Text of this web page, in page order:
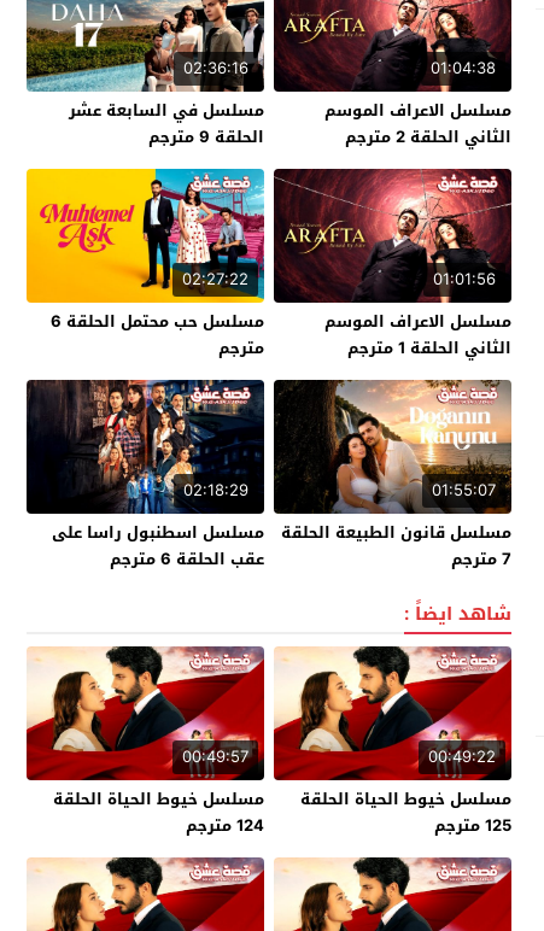
01:04:38
مسلسل الاعراف الموسم
الثاني الحلقة 2 مترجم
02:36:16
مسلسل في السابعة عشر
الحلقة 9 مترجم
01:01:56
مسلسل الاعراف الموسم
الثاني الحلقة 1 مترجم
02:27:22
مسلسل حب محتمل الحلقة 6
مترجم
01:55:07
مسلسل قانون الطبيعة الحلقة
7 مترجم
02:18:29
مسلسل اسطنبول راسا على
عقب الحلقة 6 مترجم
شاهد ايضاً :
00:49:22
مسلسل خيوط الحياة الحلقة
125 مترجم
00:49:57
مسلسل خيوط الحياة الحلقة
124 مترجم